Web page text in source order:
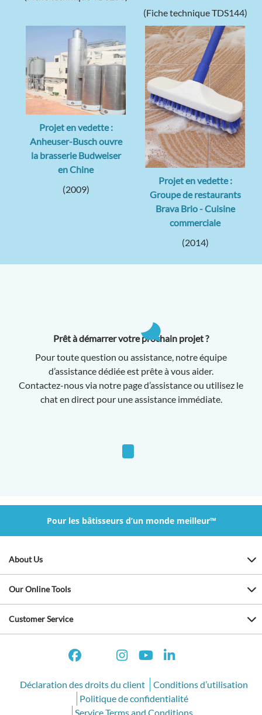
(Fiche technique TDS144)
Projet en vedette :
Anheuser-Busch ouvre
la brasserie Budweiser
en Chine
(2009)
Projet en vedette :
Groupe de restaurants
Brava Brio - Cuisine
commerciale
(2014)
Prêt à démarrer votre prochain projet ?
Pour toute question ou assistance, notre équipe
d’assistance dédiée est prête à vous aider.
Contactez-nous via notre page d’assistance ou utilisez le
chat en direct pour une assistance immédiate.
Pour les bâtisseurs d’un monde meilleur™
About Us
Our Online Tools
Customer Service
Déclaration des droits du client
Conditions d’utilisation
Politique de confidentialité
Service Terms and Conditions